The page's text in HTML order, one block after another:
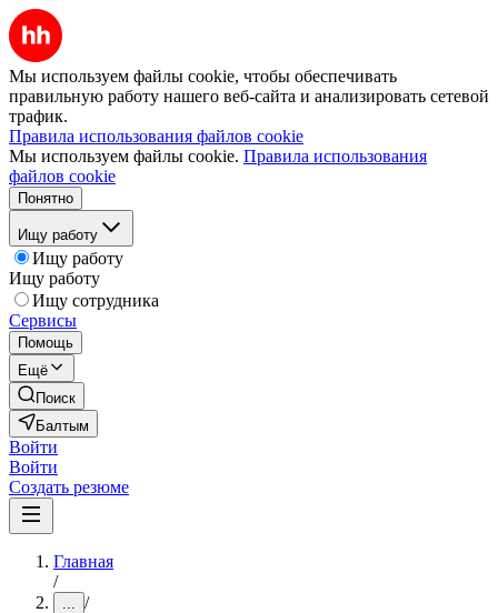
Мы используем файлы cookie, чтобы обеспечивать
правильную работу нашего веб-сайта и анализировать сетевой
трафик.
Правила использования файлов cookie
Мы используем файлы cookie. Правила использования
файлов cookie
Понятно
Ищу работу
Ищу работу
Ищу работу
Ищу сотрудника
Сервисы
Помощь
Ещё
Поиск
Балтым
Войти
Войти
Создать резюме
Главная
/
... /